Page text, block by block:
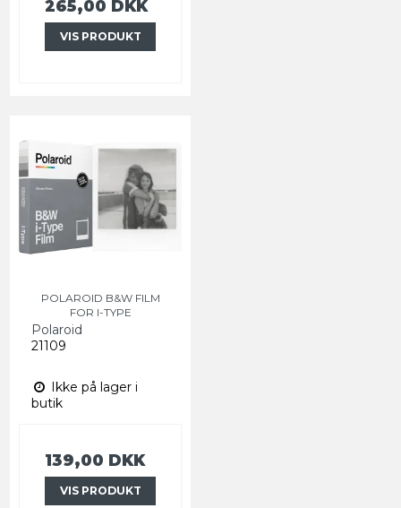
265,00 DKK
VIS PRODUKT
POLAROID B&W FILM
FOR I-TYPE
Polaroid
21109
Ikke på lager i
butik
139,00 DKK
VIS PRODUKT